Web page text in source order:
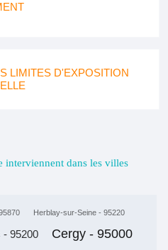
LIMITES D'EXPOSITION
interviennent dans les villes
Herblay-sur-Seine - 95220
- 95200 Cergy - 95000